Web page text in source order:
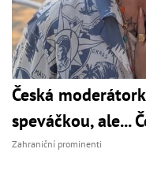
Česká
speváčkou, ale...
Zahraniční prominenti